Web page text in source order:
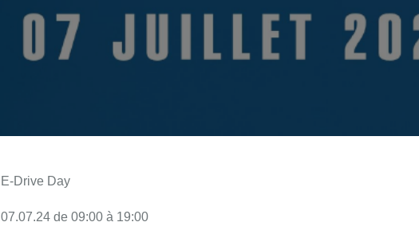
E-Drive Day
07.07.24 de 09:00 à 19:00